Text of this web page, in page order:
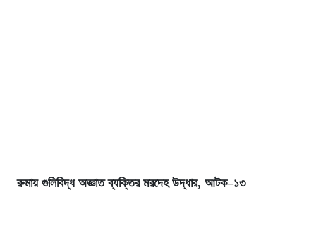
রুমায় গুলিবিদ্ধ অজ্ঞাত ব্যক্তির মরদেহ উদ্ধার, আটক–১৩